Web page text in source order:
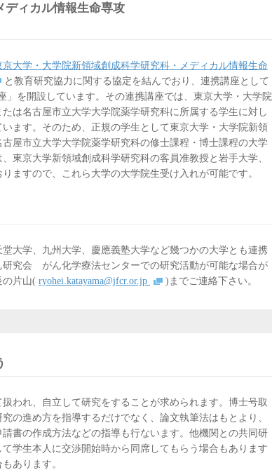
ディカル情報生命専攻
京大学・大学院新領域創成科学研究科・メディカル情報生命
と教育研究協力に関する協定を結んでおり、連携講座として
」を開設しています。その連携講座では、東京大学・大学院
は名古屋市立大学大学院薬学研究科に所属する学生に対し
ます。そのため、正規の学生として東京大学・大学院新領
屋市立大学大学院薬学研究科の修士課程・博士課程の大学
東京大学新領域創成科学研究科の客員准教授と岩手大学、
ますので、これら大学の大学院生受け入れが可能です。
大学、九州大学、慶應義塾大学など幾つかの大学とも連携
究会 がん化学療法センターでの研究活動が可能な場合が
の片山( ryohei.katayama@jfcr.or.jp )までご連絡下さい。
われ、自立して研究をすることが求められます。博士号取
の進め方を指導するだけでなく、論文執筆法はもとより、
書の作成方法などの指導も行ないます。他機関との共同研
学生本人に交渉開始時から同席してもらう場合もあります
あります。